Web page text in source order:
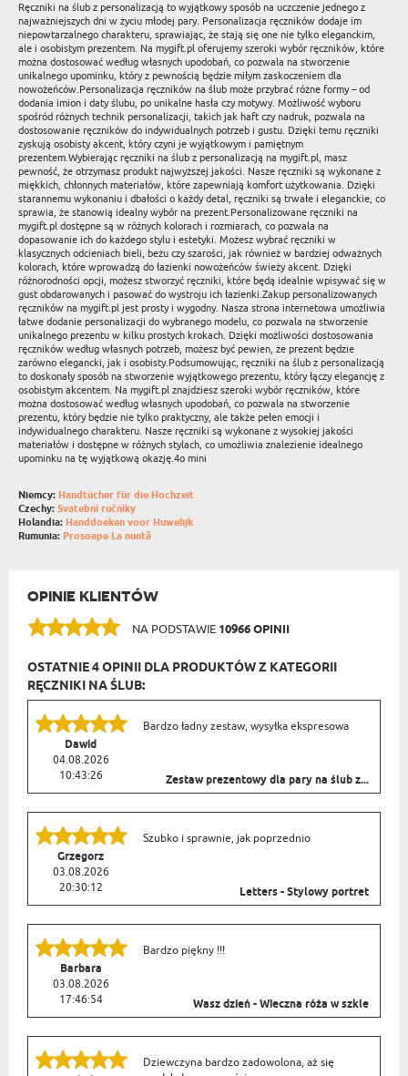
Ręczniki na ślub z personalizacją to wyjątkowy sposób na uczczenie jednego z
najważniejszych dni w życiu młodej pary. Personalizacja ręczników dodaje im
niepowtarzalnego charakteru, sprawiając, że stają się one nie tylko eleganckim,
ale i osobistym prezentem. Na mygift.pl oferujemy szeroki wybór ręczników, które
można dostosować według własnych upodobań, co pozwala na stworzenie
unikalnego upominku, który z pewnością będzie miłym zaskoczeniem dla
nowożeńców.Personalizacja ręczników na ślub może przybrać różne formy – od
dodania imion i daty ślubu, po unikalne hasła czy motywy. Możliwość wyboru
spośród różnych technik personalizacji, takich jak haft czy nadruk, pozwala na
dostosowanie ręczników do indywidualnych potrzeb i gustu. Dzięki temu ręczniki
zyskują osobisty akcent, który czyni je wyjątkowym i pamiętnym
prezentem.Wybierając ręczniki na ślub z personalizacją na mygift.pl, masz
pewność, że otrzymasz produkt najwyższej jakości. Nasze ręczniki są wykonane z
miękkich, chłonnych materiałów, które zapewniają komfort użytkowania. Dzięki
starannemu wykonaniu i dbałości o każdy detal, ręczniki są trwałe i eleganckie, co
sprawia, że stanowią idealny wybór na prezent.Personalizowane ręczniki na
mygift.pl dostępne są w różnych kolorach i rozmiarach, co pozwala na
dopasowanie ich do każdego stylu i estetyki. Możesz wybrać ręczniki w
klasycznych odcieniach bieli, beżu czy szarości, jak również w bardziej odważnych
kolorach, które wprowadzą do łazienki nowożeńców świeży akcent. Dzięki
różnorodności opcji, możesz stworzyć ręczniki, które będą idealnie wpisywać się w
gust obdarowanych i pasować do wystroju ich łazienki.Zakup personalizowanych
ręczników na mygift.pl jest prosty i wygodny. Nasza strona internetowa umożliwia
łatwe dodanie personalizacji do wybranego modelu, co pozwala na stworzenie
unikalnego prezentu w kilku prostych krokach. Dzięki możliwości dostosowania
ręczników według własnych potrzeb, możesz być pewien, że prezent będzie
zarówno elegancki, jak i osobisty.Podsumowując, ręczniki na ślub z personalizacją
to doskonały sposób na stworzenie wyjątkowego prezentu, który łączy elegancję z
osobistym akcentem. Na mygift.pl znajdziesz szeroki wybór ręczników, które
można dostosować według własnych upodobań, co pozwala na stworzenie
prezentu, który będzie nie tylko praktyczny, ale także pełen emocji i
indywidualnego charakteru. Nasze ręczniki są wykonane z wysokiej jakości
materiałów i dostępne w różnych stylach, co umożliwia znalezienie idealnego
upominku na tę wyjątkową okazję.4o mini
Niemcy: Handtücher für die Hochzeit
Czechy: Svatební ručníky
Holandia: Handdoeken voor Huwelijk
Rumunia: Prosoape La nuntă
OPINIE KLIENTÓW
NA PODSTAWIE 10966 OPINII
OSTATNIE 4 OPINII DLA PRODUKTÓW Z KATEGORII
RĘCZNIKI NA ŚLUB:
Dawid
04.08.2026
10:43:26
Bardzo ładny zestaw, wysyłka ekspresowa
Zestaw prezentowy dla pary na ślub z...
Grzegorz
03.08.2026
20:30:12
Szubko i sprawnie, jak poprzednio
Letters - Stylowy portret
Barbara
03.08.2026
17:46:54
Bardzo piękny !!!
Wasz dzień - Wieczna róża w szkle
Dziewczyna bardzo zadowolona, aż się